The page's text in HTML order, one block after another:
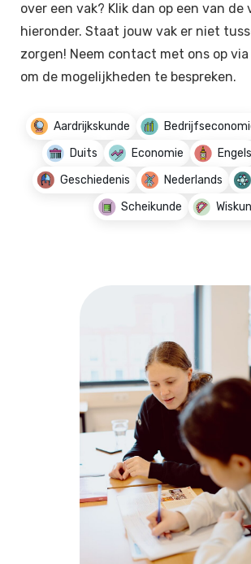
over een vak? Klik dan op een van de
hieronder. Staat jouw vak er niet
zorgen! Neem contact met ons op
om de mogelijkheden te bespreken.
Aardrijkskunde
Duits
Economie Engels
Geschiedenis
Nederlands
Scheikunde